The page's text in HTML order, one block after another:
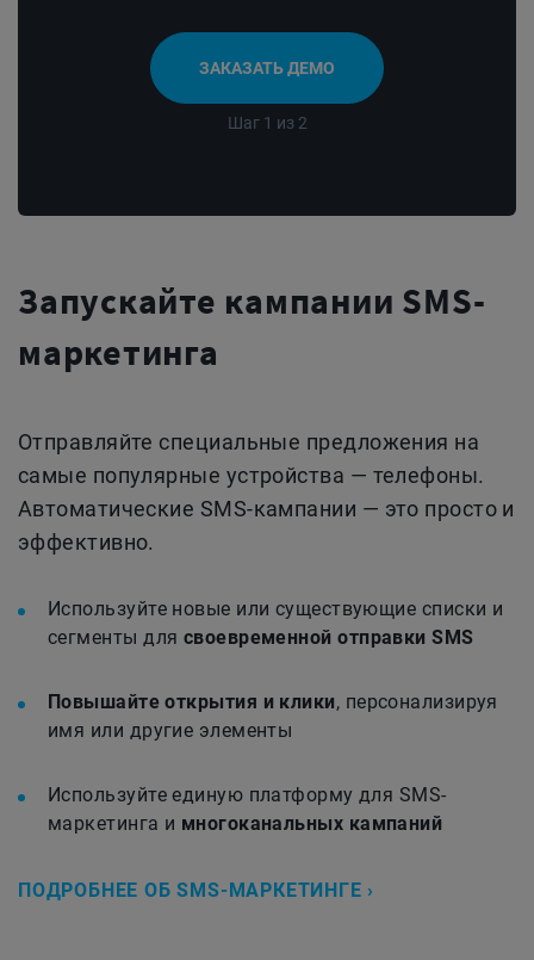
ЗАКАЗАТЬ ДЕМО
Шаг 1 из 2
Запускайте кампании SMS-
маркетинга
Отправляйте специальные предложения на
самые популярные устройства — телефоны.
Автоматические SMS-кампании — это просто и
эффективно.
Используйте новые или существующие списки и
сегменты для своевременной отправки SMS
Повышайте открытия и клики, персонализируя
имя или другие элементы
Используйте единую платформу для SMS-
маркетинга и многоканальных кампаний
ПОДРОБНЕЕ ОБ SMS-МАРКЕТИНГЕ ›